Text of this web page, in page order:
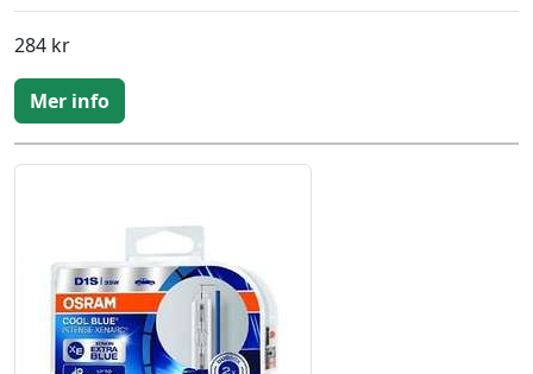
284 kr
Mer info